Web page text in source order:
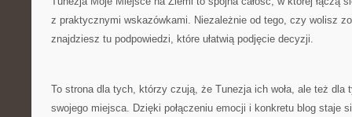
z praktycznymi wskazówkami. Niezależnie od tego, czy wolisz
znajdziesz tu podpowiedzi, które ułatwią podjęcie decyzji.
To strona dla tych, którzy czują, że Tunezja ich woła, ale też dla
swojego miejsca. Dzięki połączeniu emocji i konkretu blog staje